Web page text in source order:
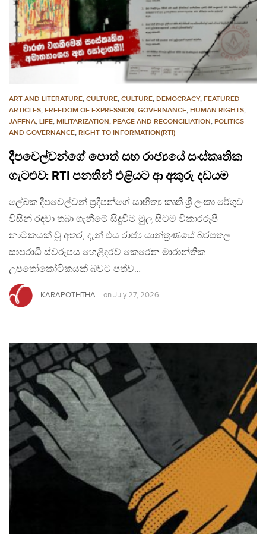
ART AND LITERATURE, CULTURE, CULTURE, DEMOCRACY, FEATURED
ARTICLES, FREEDOM OF EXPRESSION, GOVERNANCE, HUMAN RIGHTS,
JAFFNA, LIFE, MILITARIZATION, PEACE AND RECONCILIATION, POLITICS
AND GOVERNANCE, RIGHT TO INFORMATION(RTI)
දීපචෙල්වන්ගේ පොත් සහ රාජ්‍යයේ සංස්කෘතික
ගැටළුව: RTI පනතින් එළියට ආ අකුරු දඩයම
ලේඛක දීපචෙල්වන් ප්‍රදීපන්ගේ සාහිත්‍ය කෘති ශ්‍රී ලංකා රේගුව
විසින් රඳවා තබා ගැනීමේ සිදුවීම මුල සිටම විකාරරූපී
නාටකයක් වූ අතර, දැන් එය රාජ්‍ය යාන්ත්‍රණයේ බරපතල
සාපරාධී ස්වරූපය හෙළිදරව් කෙරෙන මාරාන්තික
උපතෝකෝටිකයක් බවට පත්ව…
KARAPOTHTHA on July 27, 2026